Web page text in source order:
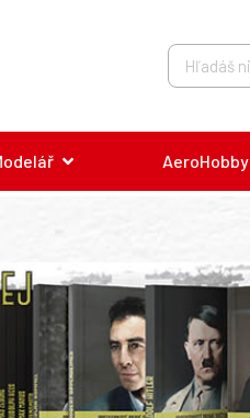
AeroHobby